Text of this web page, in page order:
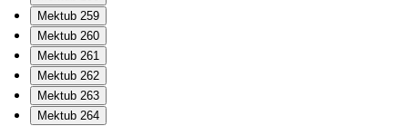
Mektub 259
Mektub 260
Mektub 261
Mektub 262
Mektub 263
Mektub 264